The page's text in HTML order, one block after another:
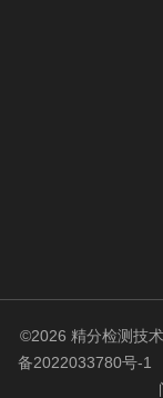
©2026 精分检测技
备2022033780号-1